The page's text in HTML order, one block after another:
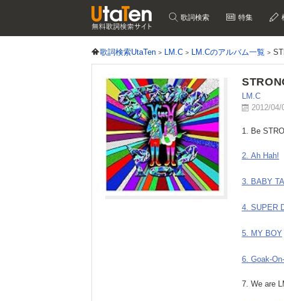
歌詞検索 特集
歌詞検索UtaTen LM.C LM.Cのアルバム一覧
LM.C
2012/04/
1. Be
2. Ah Hah!
3. BABY
4. SUPER
5. MY BOY
6. Goak-
7. We are